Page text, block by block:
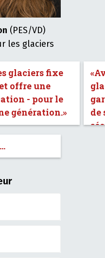
(PES/VD)
les glaciers
glaciers fixe
offre une
- pour le
génération.»
de